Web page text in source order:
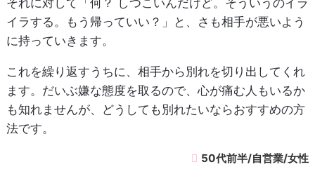
それに対して「何？ しつこいんだけど。そういうのイラ
イラする。もう帰っていい？」と、さも相手が悪いよう
に持っていきます。
これを繰り返すうちに、相手から別れを切り出してくれ
ます。だいぶ嫌な態度を取るので、心が痛む人もいるか
も知れませんが、どうしても別れたいならおすすめの方
法です。
50代前半/自営業/女性